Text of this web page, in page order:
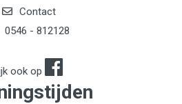
Contact
0546 - 812128
ook op